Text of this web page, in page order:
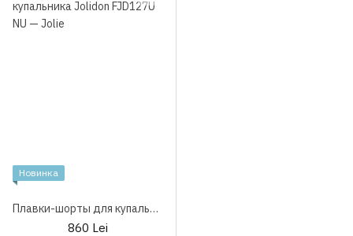
Новинка
Плавки-шорты для купальника Jolidon FJD127U NU
860 Lei